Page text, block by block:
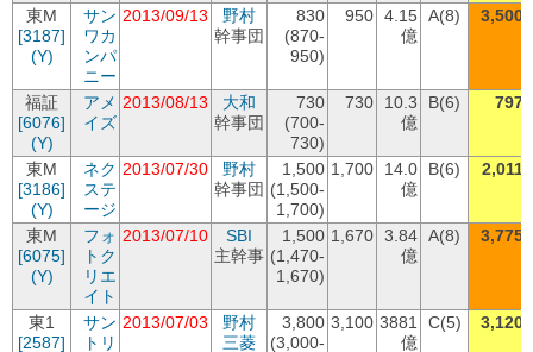
東M
[3187]
(Y)
サン
ワカ
ンパ
ニー
2013/09/13
野村
幹事団
830
(870-
950)
950 4.15
億
A(8) 3,500
福証
[6076]
(Y)
アメ
イズ
2013/08/13
大和
幹事団
730
(700-
730)
730
10.3
億
B(6) 797
東M
[3186]
(Y)
ネク
ステ
ージ
2013/07/30
野村
幹事団
1,500
(1,500-
1,700)
1,700
14.0
億
B(6) 2,011
東M
[6075]
(Y)
フォ
トク
リエ
イト
2013/07/10
SBI
主幹事
1,500
(1,470-
1,670)
1,670 3.84
億
A(8) 3,775
東1
[2587]
サン
トリ
2013/07/03
野村
三菱
3,800
(3,000-
3,100 3881
億
C(5) 3,120